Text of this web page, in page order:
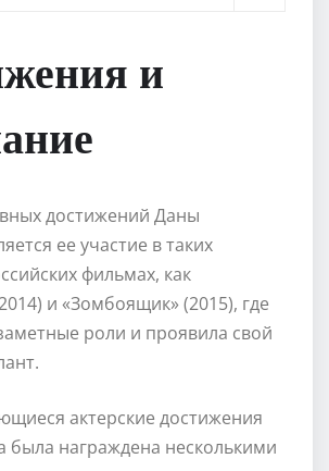
и
достижений Даны
ее участие в таких
фильмах, как
и «Зомбоящик» (2015), где
роли и проявила свой
актерские достижения
была награждена несколькими